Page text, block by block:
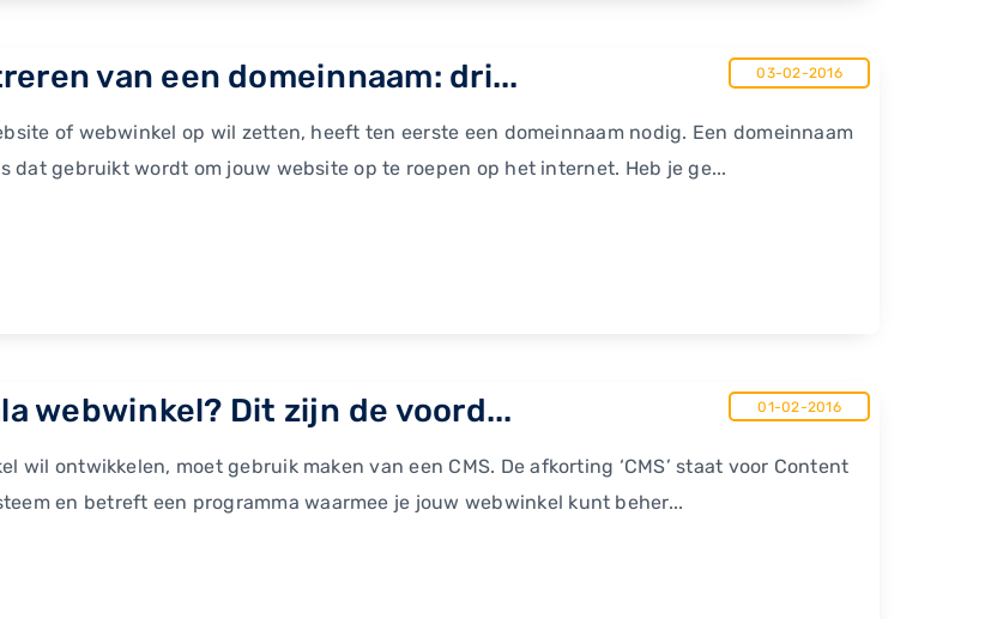
van een domeinnaam: dri... 03-02-2016
of webwinkel op wil zetten, heeft ten eerste een domeinnaam nodig. Een domeinnaam
dat gebruikt wordt om jouw website op te roepen op het internet. Heb je ge...
webwinkel? Dit zijn de voord... 01-02-2016
wil ontwikkelen, moet gebruik maken van een CMS. De afkorting ‘CMS’ staat voor Content
en betreft een programma waarmee je jouw webwinkel kunt beher...